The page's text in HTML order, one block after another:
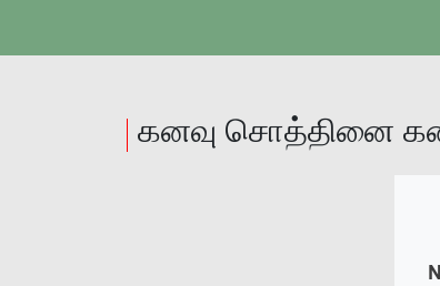
கனவு சொத்தினை